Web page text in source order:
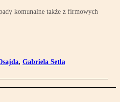
komunalne także z firmowych
, Gabriela Setla